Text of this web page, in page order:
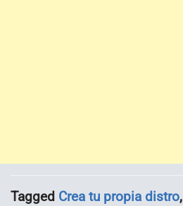
Tagged Crea tu propia distro,